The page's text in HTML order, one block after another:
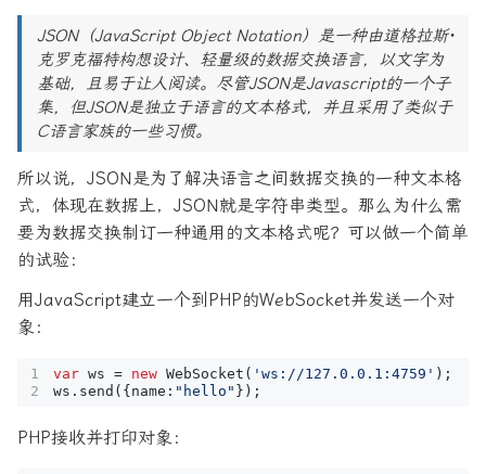
JSON（JavaScript Object Notation）是一种由道格拉斯·
克罗克福特构想设计、轻量级的数据交换语言，以文字为
基础，且易于让人阅读。尽管JSON是Javascript的一个子
集，但JSON是独立于语言的文本格式，并且采用了类似于
C语言家族的一些习惯。
所以说，JSON是为了解决语言之间数据交换的一种文本格
式，体现在数据上，JSON就是字符串类型。那么为什么需
要为数据交换制订一种通用的文本格式呢？可以做一个简单
的试验：
用JavaScript建立一个到PHP的WebSocket并发送一个对
象：
var ws = new WebSocket ( 'ws://127.0.0.1:4759' );
ws . send ({ name : "hello" });
PHP接收并打印对象：